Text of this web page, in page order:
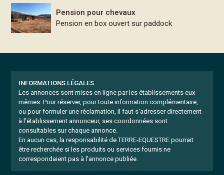
Pension pour chevaux
Pension en box ouvert sur paddock
INFORMATIONS LÉGALES
Les annonces sont mises en ligne par les établissements eux-
mêmes. Pour réserver, pour toute information complémentaire,
ou pour formuler une réclamation, il faut s'adresser directement
à l'établissement annonceur, ses coordonnées sont
consultables sur chaque annonce.
En aucun cas, la responsabilité de TERRE-EQUESTRE pourrait
être recherchée si les produits ou services fournis ne
correspondaient pas à l'annonce publiée.